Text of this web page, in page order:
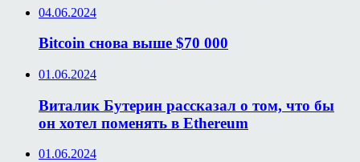
04.06.2024
Bitcoin снова выше $70 000
01.06.2024
Виталик Бутерин рассказал о том, что бы
он хотел поменять в Ethereum
01.06.2024